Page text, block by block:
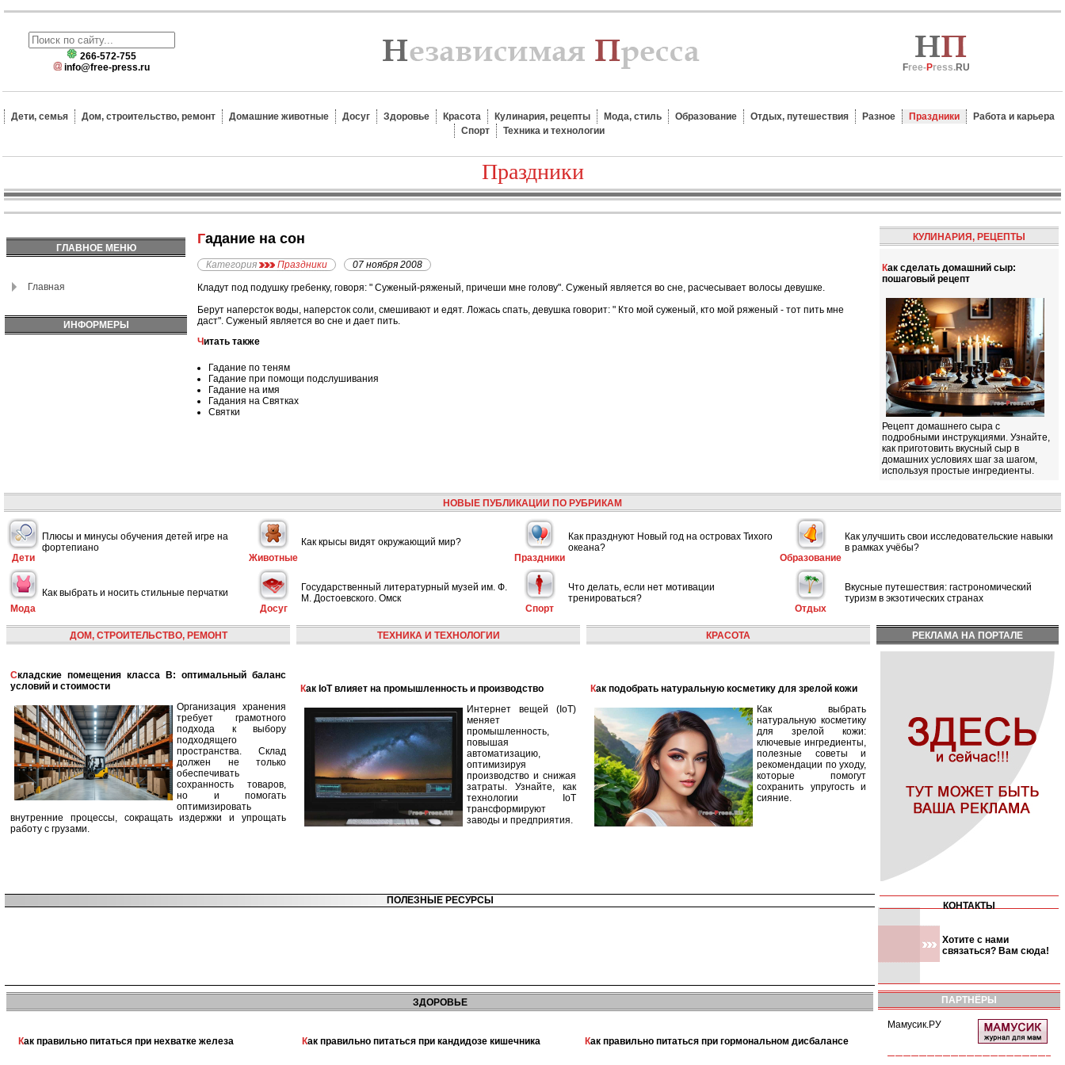
266-572-755
info@free-press.ru
Free-Press.RU
Дети, семья Дом, строительство, ремонт Домашние животные Досуг Здоровье Красота Кулинария, рецепты Мода, стиль Образование Отдых, путешествия Разное Праздники
Работа и карьера
Спорт
Техника и технологии
Праздники
ГЛАВНОЕ МЕНЮ
Главная
ИНФОРМЕРЫ
Гадание на сон
Категория Праздники 07 ноября 2008
Кладут под подушку гребенку, говоря: " Суженый-ряженый, причеши мне голову". Суженый является во сне, расчесывает волосы девушке.
Берут наперсток воды, наперсток соли, смешивают и едят. Ложась спать, девушка говорит: " Кто мой суженый, кто мой ряженый - тот пить мне
даст". Суженый является во сне и дает пить.
Читать также
Гадание по теням
Гадание при помощи подслушивания
Гадание на имя
Гадания на Святках
Святки
КУЛИНАРИЯ, РЕЦЕПТЫ
Как сделать домашний сыр:
пошаговый рецепт
Рецепт домашнего сыра с
подробными инструкциями. Узнайте,
как приготовить вкусный сыр в
домашних условиях шаг за шагом,
используя простые ингредиенты.
НОВЫЕ ПУБЛИКАЦИИ ПО РУБРИКАМ
Дети
Плюсы и минусы обучения детей игре на
фортепиано
Животные
Как крысы видят окружающий мир?
Праздники
Как празднуют Новый год на островах Тихого
океана?
Образование
Как улучшить свои исследовательские навыки
в рамках учёбы?
Мода
Как выбрать и носить стильные перчатки
Досуг
Государственный литературный музей им. Ф.
М. Достоевского. Омск
Спорт
Что делать, если нет мотивации
тренироваться?
Отдых
Вкусные путешествия: гастрономический
туризм в экзотических странах
ДОМ, СТРОИТЕЛЬСТВО, РЕМОНТ
Складские помещения класса B: оптимальный баланс
условий и стоимости
Организация хранения
требует грамотного
подхода к выбору
подходящего
пространства. Склад
должен не только
обеспечивать
сохранность товаров,
но и помогать
оптимизировать
внутренние процессы, сокращать издержки и упрощать
работу с грузами.
ТЕХНИКА И ТЕХНОЛОГИИ
Как IoT влияет на промышленность и производство
Интернет вещей (IoT)
меняет
промышленность,
повышая
автоматизацию,
оптимизируя
производство и снижая
затраты. Узнайте, как
технологии IoT
трансформируют
заводы и предприятия.
КРАСОТА
Как подобрать натуральную косметику для зрелой кожи
Как выбрать
натуральную косметику
для зрелой кожи:
ключевые ингредиенты,
полезные советы и
рекомендации по уходу,
которые помогут
сохранить упругость и
сияние.
РЕКЛАМА НА ПОРТАЛЕ
ПОЛЕЗНЫЕ РЕСУРСЫ КОНТАКТЫ
Хотите с нами
связаться? Вам сюда!
ЗДОРОВЬЕ
Как правильно питаться при нехватке железа Как правильно питаться при кандидозе кишечника Как правильно питаться при гормональном дисбалансе
ПАРТНЁРЫ
Мамусик.РУ